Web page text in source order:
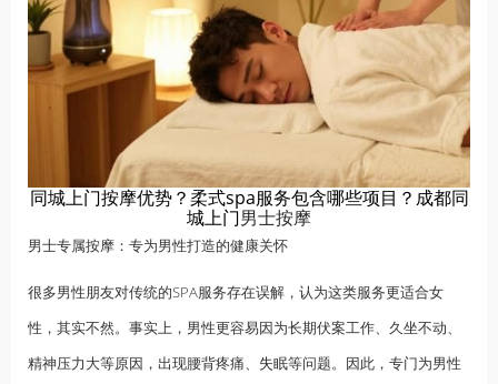
同城上门按摩优势？柔式spa服务包含哪些项目？成都同
城上门男士按摩
男士专属按摩：专为男性打造的健康关怀
很多男性朋友对传统的SPA服务存在误解，认为这类服务更适合女
性，其实不然。事实上，男性更容易因为长期伏案工作、久坐不动、
精神压力大等原因，出现腰背疼痛、 失眠等问题。因此，专门为男性